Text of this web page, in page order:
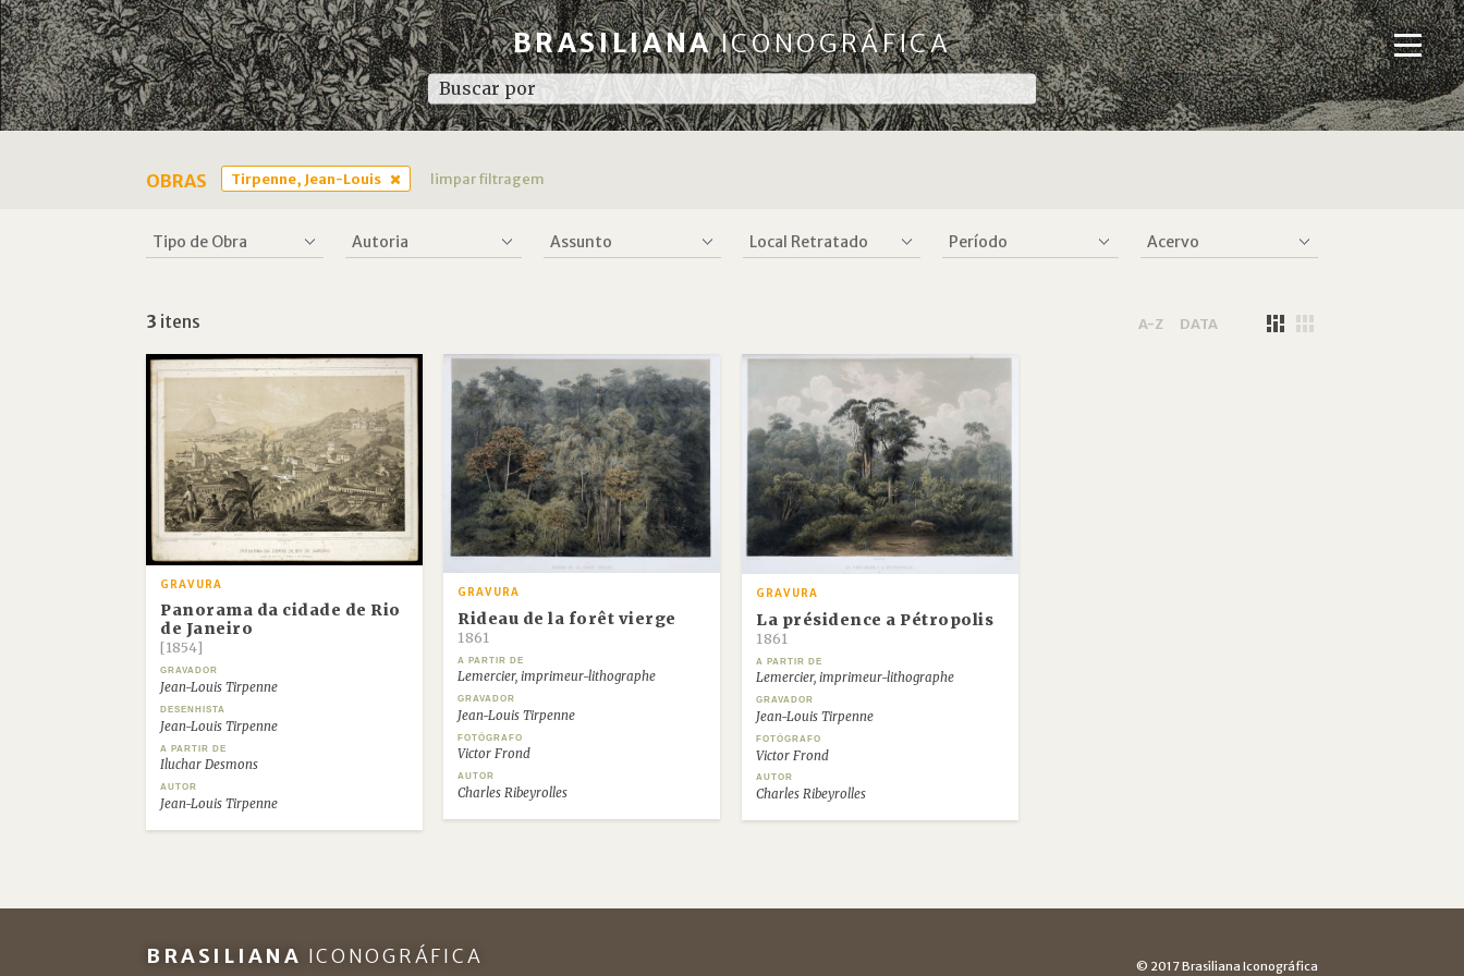
BRASILIANAICONOGRÁFICA
OBRAS Tirpenne, Jean-Louis limpar filtragem
3 itens A-Z DATA
GRAVURA
Panorama da cidade de Rio
de Janeiro
[1854]
GRAVADOR
Jean-Louis Tirpenne
DESENHISTA
Jean-Louis Tirpenne
A PARTIR DE
Iluchar Desmons
AUTOR
Jean-Louis Tirpenne
GRAVURA
Rideau de la forêt vierge
1861
A PARTIR DE
Lemercier, imprimeur-lithographe
GRAVADOR
Jean-Louis Tirpenne
FOTÓGRAFO
Victor Frond
AUTOR
Charles Ribeyrolles
GRAVURA
La présidence a Pétropolis
1861
A PARTIR DE
Lemercier, imprimeur-lithographe
GRAVADOR
Jean-Louis Tirpenne
FOTÓGRAFO
Victor Frond
AUTOR
Charles Ribeyrolles
BRASILIANA ICONOGRÁFICA © 2017 Brasiliana Iconográfica